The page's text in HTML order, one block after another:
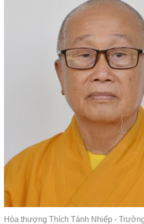
Hòa thượng Thích Tánh Nhiếp -